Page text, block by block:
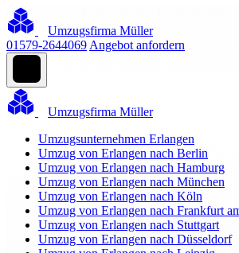
Umzugsfirma Müller
01579-2644069 Angebot anfordern
Umzugsfirma Müller
Umzugsunternehmen Erlangen
Umzug von Erlangen nach Berlin
Umzug von Erlangen nach Hamburg
Umzug von Erlangen nach München
Umzug von Erlangen nach Köln
Umzug von Erlangen nach Frankfurt
Umzug von Erlangen nach Stuttgart
Umzug von Erlangen nach Düsseldorf